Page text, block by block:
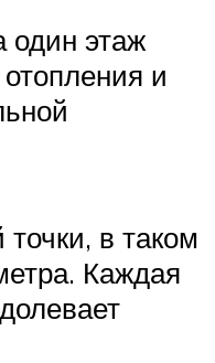
один этаж
и
в таком
Каждая